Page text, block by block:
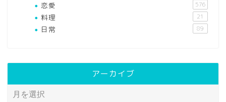
恋愛 576
料理 21
日常 89
アーカイブ